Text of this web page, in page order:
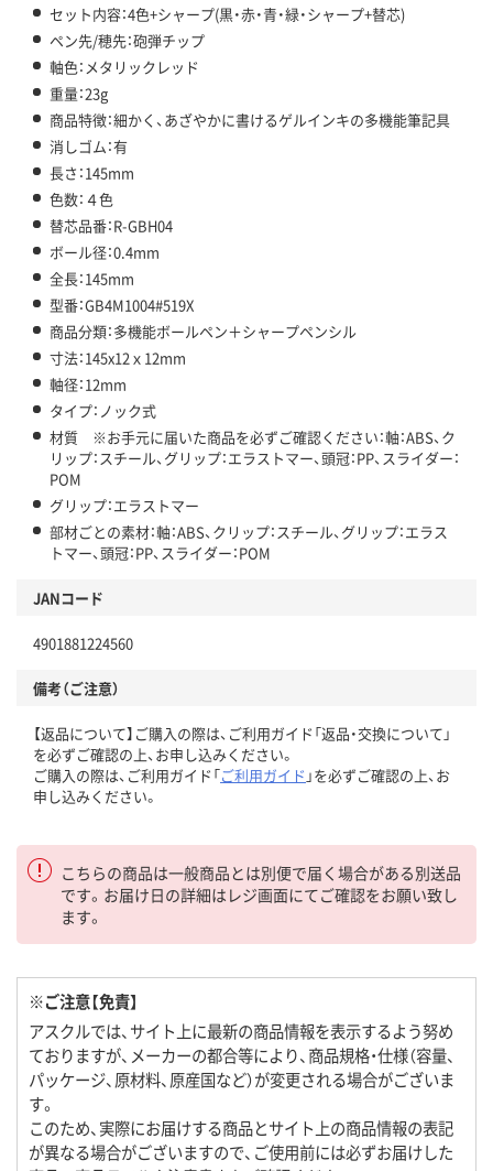
セット内容：4色+シャープ(黒・赤・青・緑・シャープ+替芯)
ペン先/穂先：砲弾チップ
軸色：メタリックレッド
重量：23g
商品特徴：細かく、あざやかに書けるゲルインキの多機能筆記具
消しゴム：有
長さ：145mm
色数：４色
替芯品番：R-GBH04
ボール径：0.4mm
全長：145mm
型番：GB4M1004#519X
商品分類：多機能ボールペン＋シャープペンシル
寸法：145x12ｘ12mm
軸径：12mm
タイプ：ノック式
材質 ※お手元に届いた商品を必ずご確認ください：軸：ABS、ク
リップ：スチール、グリップ：エラストマー、頭冠：PP、スライダー：
POM
グリップ：エラストマー
部材ごとの素材：軸：ABS、クリップ：スチール、グリップ：エラス
トマー、頭冠：PP、スライダー：POM
JANコード
4901881224560
備考（ご注意）
【返品について】ご購入の際は、ご利用ガイド「返品・交換について」
を必ずご確認の上、お申し込みください。
ご購入の際は、ご利用ガイド「ご利用ガイド 」を必ずご確認の上、お
申し込みください。
こちらの商品は一般商品とは別便で届く場合がある別送品
です。お届け日の詳細はレジ画面にてご確認をお願い致し
ます。
※ご注意【免責】
アスクルでは、サイト上に最新の商品情報を表示するよう努め
ておりますが、メーカーの都合等により、商品規格・仕様（容量、
パッケージ、原材料、原産国など）が変更される場合がございま
す。
このため、実際にお届けする商品とサイト上の商品情報の表記
が異なる場合がございますので、ご使用前には必ずお届けした